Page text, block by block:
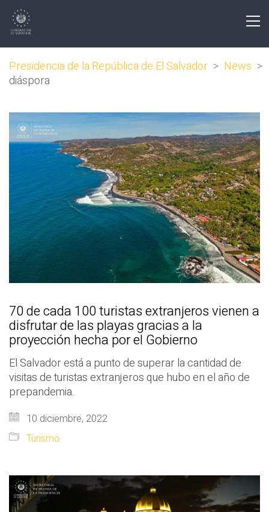
Presidencia de la República de El Salvador > News >
diáspora
70 de cada 100 turistas extranjeros vienen a
disfrutar de las playas gracias a la
proyección hecha por el Gobierno
El Salvador está a punto de superar la cantidad de
visitas de turistas extranjeros que hubo en el año de
prepandemia.
10 diciembre, 2022
Turismo